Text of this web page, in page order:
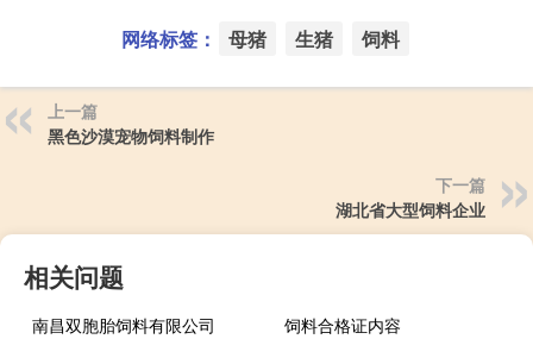
网络标签： 母猪 生猪 饲料
上一篇
黑色沙漠宠物饲料制作
下一篇
湖北省大型饲料企业
相关问题
南昌双胞胎饲料有限公司
饲料合格证内容